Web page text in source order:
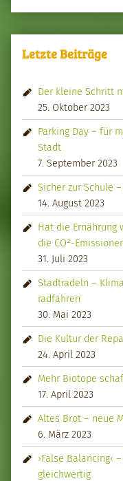
Letzte Beiträge
Der kleine Schritt
25. Oktober 2023
Parking Day – für
Stadt
7. September 2023
Sicher zur Schule
14. August 2023
Hat die Ernährung
die CO²-
31. Juli 2023
Stadtradeln –
radfahren
30. Mai 2023
Die Kultur der
24. April 2023
Mehr Biotope
17. April 2023
Altes Brot – neue
6. März 2023
›False Balancing‹
gleichwertig